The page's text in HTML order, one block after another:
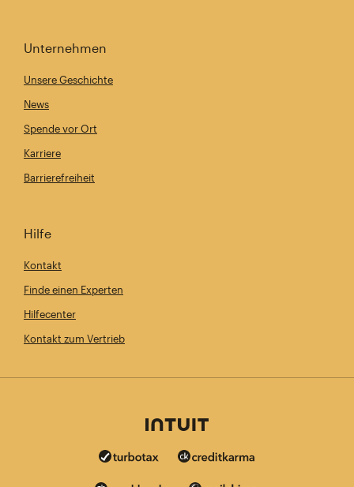
Unternehmen
Unsere Geschichte
News
Spende vor Ort
Karriere
Barrierefreiheit
Hilfe
Kontakt
Finde einen Experten
Hilfecenter
Kontakt zum Vertrieb